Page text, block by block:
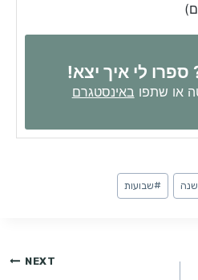
לי איך יצא!
או שתפו באינסטגרם
#שבועות
NEXT